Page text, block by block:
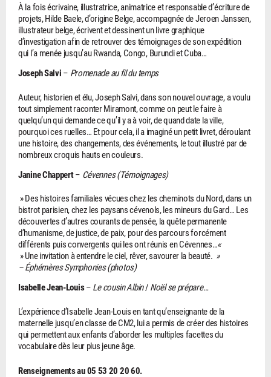
À la fois écrivaine, illustratrice, animatrice et responsable d’écriture de
projets, Hilde Baele, d’origine Belge, accompagnée de Jeroen Janssen,
illustrateur belge, écrivent et dessinent un livre graphique
d’investigation afin de retrouver des témoignages de son expédition
qui l’a menée jusqu’au Rwanda, Congo, Burundi et Cuba…
Joseph Salvi – Promenade au fil du temps
Auteur, historien et élu, Joseph Salvi, dans son nouvel ouvrage, a voulu
tout simplement raconter Miramont, comme on peut le faire à
quelqu’un qui demande ce qu’il y a à voir, de quand date la ville,
pourquoi ces ruelles… Et pour cela, il a imaginé un petit livret, déroulant
une histoire, des changements, des événements, le tout illustré par de
nombreux croquis hauts en couleurs.
Janine Chappert– Cévennes (Témoignages)
» Des histoires familiales vécues chez les cheminots du Nord, dans un
bistrot parisien, chez les paysans cévenols, les mineurs du Gard… Les
découvertes d’autres courants de pensée, la quête permanente
d’humanisme, de justice, de paix, pour des parcours forcément
différents puis convergents qui les ont réunis en Cévennes…«
» Une invitation à entendre le ciel, rêver, savourer la beauté. »
– Éphémères Symphonies (photos)
Isabelle Jean-Louis– Le cousin Albin/ Noël se prépare…
L’expérience d’Isabelle Jean-Louis en tant qu’enseignante de la
maternelle jusqu’en classe de CM2, lui a permis de créer des histoires
qui permettent aux enfants d’aborder les multiples facettes du
vocabulaire dès leur plus jeune âge.
Renseignements au 05 53 20 20 60.